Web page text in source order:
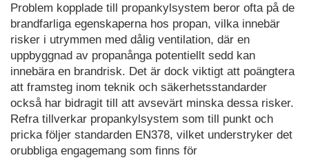
Problem kopplade till propankylsystem beror ofta på de
brandfarliga egenskaperna hos propan, vilka innebär
risker i utrymmen med dålig ventilation, där en
uppbyggnad av propanånga potentiellt sedd kan
innebära en brandrisk. Det är dock viktigt att poängtera
att framsteg inom teknik och säkerhetsstandarder
också har bidragit till att avsevärt minska dessa risker.
Refra tillverkar propankylsystem som till punkt och
pricka följer standarden EN378, vilket understryker det
orubbliga engagemang som finns för